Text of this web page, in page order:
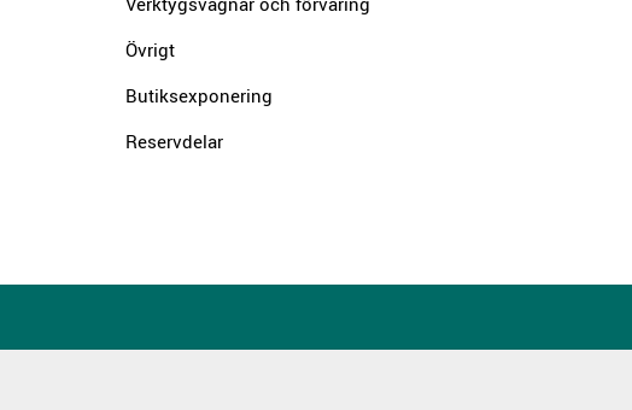
Övrigt
Butiksexponering
Reservdelar